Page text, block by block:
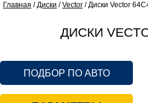
Главная /Диски /Vector /Диски Vector
ДИСКИ
ПОДБОР ПО АВТО